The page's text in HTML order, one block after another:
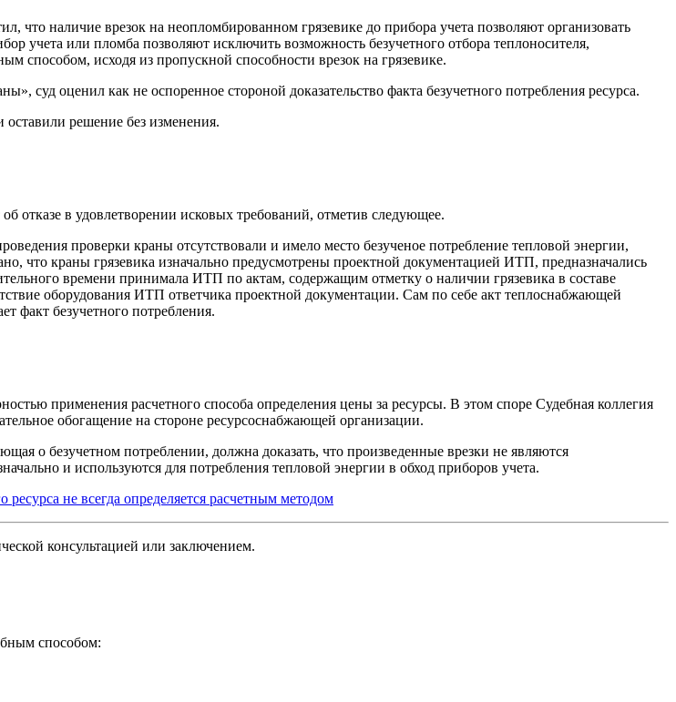
что наличие врезок на неопломбированном грязевике до прибора учета позволяют организовать
учета или пломба позволяют исключить возможность безучетного отбора теплоносителя,
способом, исходя из пропускной способности врезок на грязевике.
суд оценил как не оспоренное стороной доказательство факта безучетного потребления ресурса.
решение без изменения.
отказе в удовлетворении исковых требований, отметив следующее.
проверки краны отсутствовали и имело место безученое потребление тепловой энергии,
что краны грязевика изначально предусмотрены проектной документацией ИТП, предназначались
времени принимала ИТП по актам, содержащим отметку о наличии грязевика в составе
оборудования ИТП ответчика проектной документации. Сам по себе акт теплоснабжающей
факт безучетного потребления.
применения расчетного способа определения цены за ресурсы. В этом споре Судебная коллегия
обогащение на стороне ресурсоснабжающей организации.
о безучетном потреблении, должна доказать, что произведенные врезки не являются
и используются для потребления тепловой энергии в обход приборов учета.
не всегда определяется расчетным методом
консультацией или заключением.
способом: